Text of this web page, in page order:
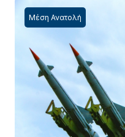
Μέση Ανατολή